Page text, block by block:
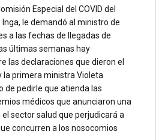
Especial del COVID del
le demandó al ministro de
a las fechas de llegadas de
últimas semanas hay
las declaraciones que dieron el
la primera ministra Violeta
de pedirle que atienda las
médicos que anunciaron una
sector salud que perjudicará a
concurren a los nosocomios